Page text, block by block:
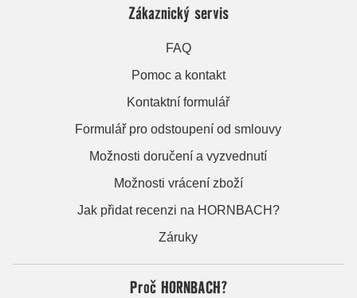
Zákaznický servis
FAQ
Pomoc a kontakt
Kontaktní formulář
Formulář pro odstoupení od smlouvy
Možnosti doručení a vyzvednutí
Možnosti vrácení zboží
Jak přidat recenzi na HORNBACH?
Záruky
Proč HORNBACH?